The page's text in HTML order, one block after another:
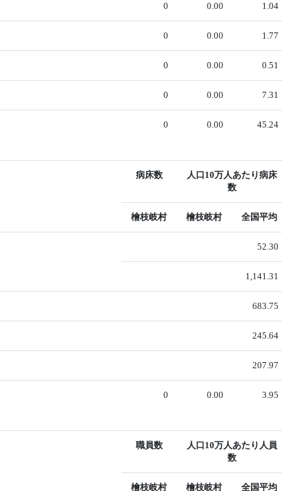
0 0.00 1.04
0 0.00 1.77
0 0.00 0.51
0 0.00 7.31
0 0.00 45.24
病床数
人口10万人あたり病床
数
檜枝岐村 檜枝岐村 全国平均
52.30
1,141.31
683.75
245.64
207.97
0 0.00 3.95
職員数
人口10万人あたり人員
数
檜枝岐村 檜枝岐村 全国平均